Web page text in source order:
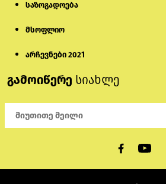
საზოგადოება
მსოფლიო
არჩევნები 2021
გამოიწერე სიახლე